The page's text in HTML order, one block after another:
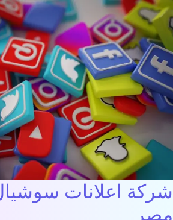
اعلانات سوشيال